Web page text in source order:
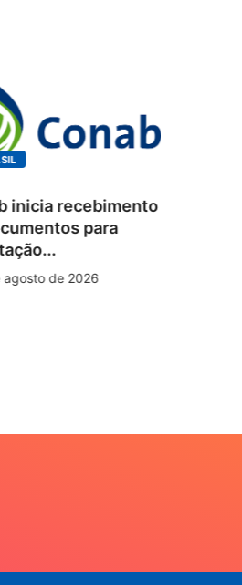
inicia recebimento
para
agosto de 2026